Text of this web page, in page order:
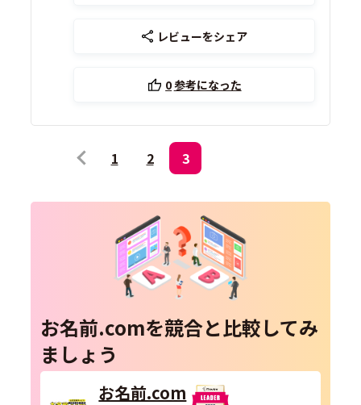
レビューをシェア
0参考になった
1 2 3
お名前.comを競合と比較してみ
ましょう
お名前.com